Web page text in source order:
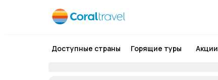
Доступные страны Горящие туры Акции